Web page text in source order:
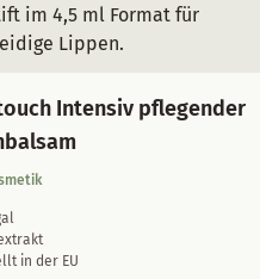
Intensiv pflegender
in der EU